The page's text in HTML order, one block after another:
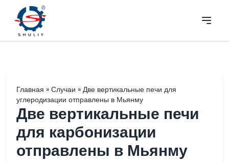
Главная » Случаи » Две вертикальные печи для
углеродизации отправлены в Мьянму
Две вертикальные печи
для карбонизации
отправлены в Мьянму